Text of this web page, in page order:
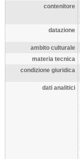
contenitore
datazione
ambito culturale
materia tecnica
condizione giuridica
dati analitici